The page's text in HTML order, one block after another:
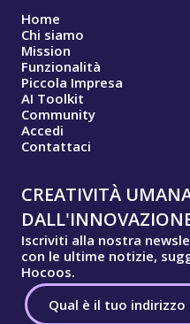
Home
Chi siamo
Mission
Funzionalità
Piccola Impresa
AI Toolkit
Community
Accedi
Contattaci
CREATIVITÀ
Iscriviti alla nostra
con le ultime notizie,
Hocoos.